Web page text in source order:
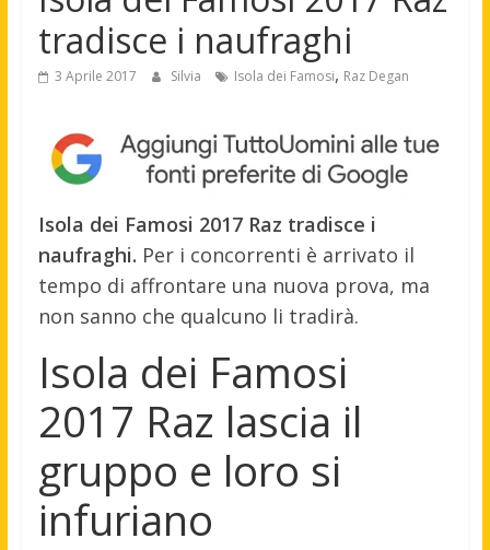
tradisce i naufraghi
3 Aprile 2017 Silvia Isola dei Famosi, Raz Degan
Isola dei Famosi 2017 Raz tradisce i
naufraghi. Per i concorrenti è arrivato il
tempo di affrontare una nuova prova, ma
non sanno che qualcuno li tradirà.
Isola dei Famosi
2017 Raz lascia il
gruppo e loro si
infuriano